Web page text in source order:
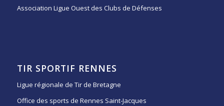
Association Ligue Ouest des Clubs de Défenses
TIR SPORTIF RENNES
Ligue régionale de Tir de Bretagne
Office des sports de Rennes Saint-Jacques